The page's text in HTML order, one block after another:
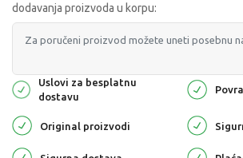
dodavanja proizvoda u korpu:
Uslovi za besplatnu
dostavu
Original proizvodi